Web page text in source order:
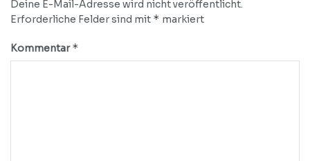
Deine E-Mail-Adresse wird nicht veröffentlicht.
Erforderliche Felder sind mit * markiert
Kommentar*